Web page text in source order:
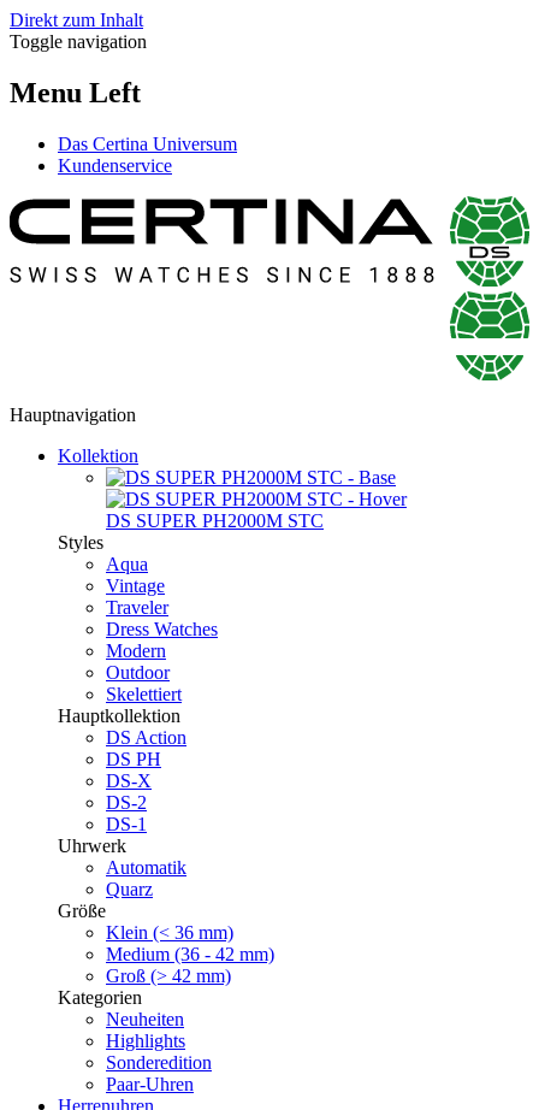
Direkt zum Inhalt
Toggle navigation
Menu Left
Das Certina Universum
Kundenservice
Hauptnavigation
Kollektion
DS SUPER PH2000M STC
Styles
Aqua
Vintage
Traveler
Dress Watches
Modern
Outdoor
Skelettiert
Hauptkollektion
DS Action
DS PH
DS-X
DS-2
DS-1
Uhrwerk
Automatik
Quarz
Größe
Klein (< 36 mm)
Medium (36 - 42 mm)
Groß (> 42 mm)
Kategorien
Neuheiten
Highlights
Sonderedition
Paar-Uhren